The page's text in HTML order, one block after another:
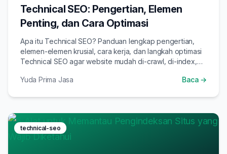
Technical SEO: Pengertian, Elemen
Penting, dan Cara Optimasi
Apa itu Technical SEO? Panduan lengkap pengertian,
elemen-elemen krusial, cara kerja, dan langkah optimasi
Technical SEO agar website mudah di-crawl, di-index,
Yuda Prima Jasa
Baca →
technical-seo